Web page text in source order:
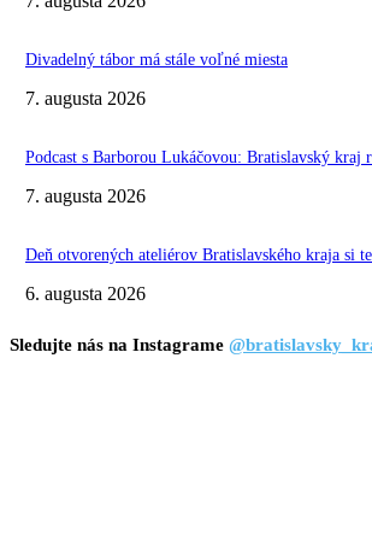
Divadelný tábor má stále voľné miesta
7. augusta 2026
Podcast s Barborou Lukáčovou: Bratislavský
7. augusta 2026
Deň otvorených ateliérov Bratislavského kraja si
6. augusta 2026
Sledujte nás na Instagrame